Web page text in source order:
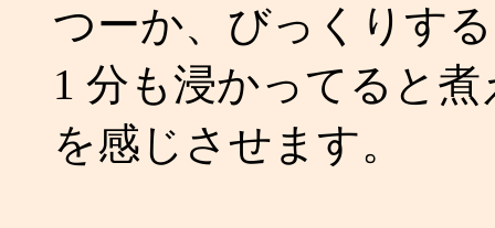
つーか、びっくりす
1 分も浸かってると
を感じさせます。